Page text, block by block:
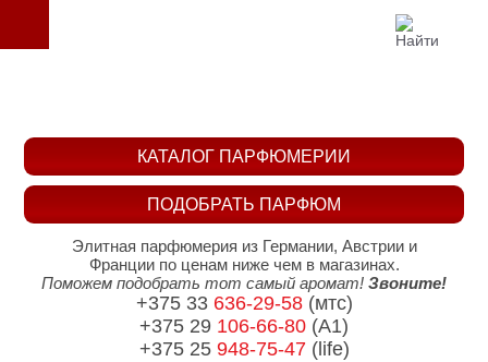
ПОДОБРАТЬ ПАРФЮМ
КАТАЛОГ ПАРФЮМЕРИИ
Элитная парфюмерия из Германии, Австрии и
Франции по ценам ниже чем в магазинах.
Поможем подобрать тот самый аромат! Звоните!
+375 33 636-29-58(мтс)
+375 29 106-66-80 (A1)
+375 25 948-75-47(life)